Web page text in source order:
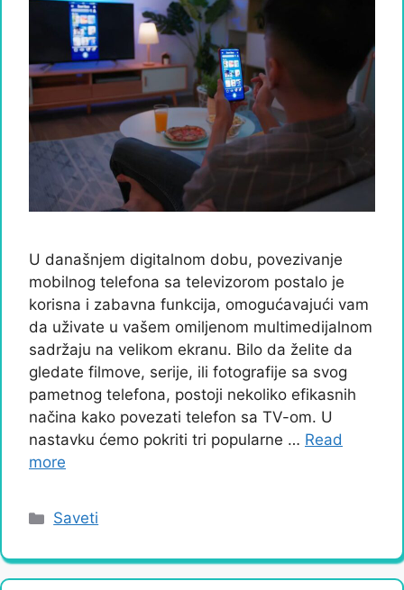
U današnjem digitalnom dobu, povezivanje
mobilnog telefona sa televizorom postalo je
korisna i zabavna funkcija, omogućavajući vam
da uživate u vašem omiljenom multimedijalnom
sadržaju na velikom ekranu. Bilo da želite da
gledate filmove, serije, ili fotografije sa svog
pametnog telefona, postoji nekoliko efikasnih
načina kako povezati telefon sa TV-om. U
nastavku ćemo pokriti tri popularne … Read
more
Categories
Saveti